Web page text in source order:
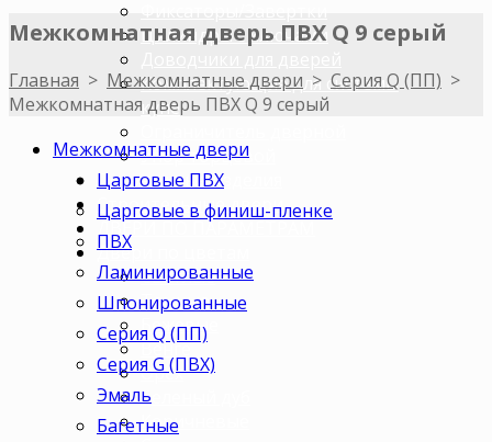
Цилиндры с ключами
Комплектующие для системы
купе
Упор торцевой
Погонажные изделия
Строительные двери
ДВЕРИ ПО ПАРАМЕТРАМ
Двери по цветам
Светлые
Темные
Бежевые
Венге
Орех
Беленый дуб
Коричневые
Межкомнатная дверь ПВХ Q 9 серый
Главная > Межкомнатные двери > Серия Q (ПП) >
Межкомнатная дверь ПВХ Q 9 серый
Межкомнатные двери
Царговые ПВХ
Царговые в финиш-пленке
ПВХ
Ламинированные
Шпонированные
Серия Q (ПП)
Серия G (ПВХ)
Эмаль
Багетные